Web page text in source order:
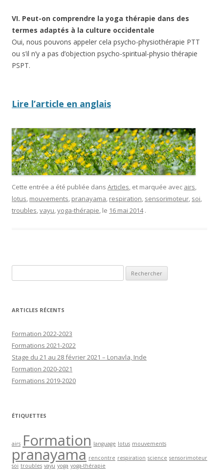
VI. Peut-on comprendre la yoga thérapie dans des
termes adaptés à la culture occidentale
Oui, nous pouvons appeler cela psycho-physiothérapie PTT
ou s’il n’y a pas d’objection psycho-spiritual-physio thérapie
PSPT.
Lire l’article en anglais
Cette entrée a été publiée dans Articles , et marquée avec airs
lotus mouvements pranayama respiration sensorimoteur soi
troubles vayu yoga-thérapie , le 16 mai 2014 .
ARTICLES RÉCENTS
Formation 2022-2023
Formations 2021-2022
Stage du 21 au 28 février 2021 – Lonavla, Inde
Formation 2020-2021
Formations 2019-2020
ÉTIQUETTES
airs Formation language lotus mouvements
pranayama rencontre respiration science sensorimoteur
soi troubles vayu yoga yoga-thérapie